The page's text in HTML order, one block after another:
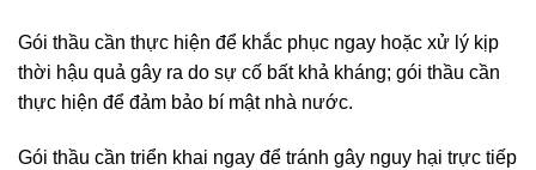
Gói thầu cần thực hiện để khắc phục ngay hoặc xử lý kịp
thời hậu quả gây ra do sự cố bất khả kháng; gói thầu cần
thực hiện để đảm bảo bí mật nhà nước.
Gói thầu cần triển khai ngay để tránh gây nguy hại trực tiếp